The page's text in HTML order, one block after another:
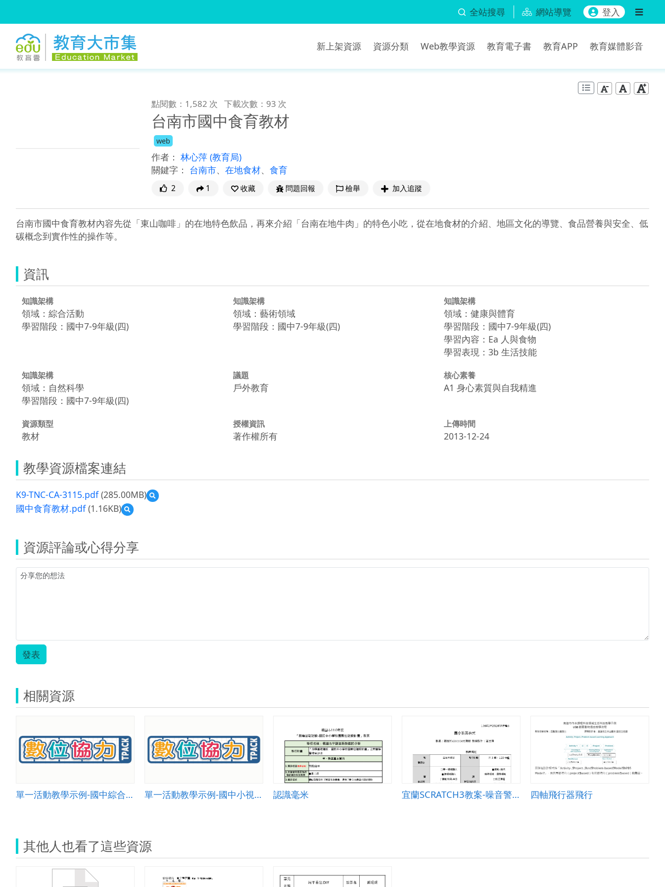
全站搜尋 網站導覽 登入
新上架資源 資源分類 Web教學資源 教育電子書 教育APP 教育媒體影音
點閱數：1,582 次 下載次數：93 次
台南市國中食育教材
web
作者： 林心萍 (教育局)
關鍵字： 台南市、 在地食材、 食育
2 1 收藏 問題回報 檢舉 加入追蹤
台南市國中食育教材內容先從「東山咖啡」的在地特色飲品，再來介紹「台南在地牛肉」的特色小吃，從在地食材的介紹、地區文化的導覽、食品營養與安全、低
碳概念到實作性的操作等。
資訊
知識架構
領域：綜合活動
學習階段：國中7-9年級(四)
知識架構
領域：藝術領域
學習階段：國中7-9年級(四)
知識架構
領域：健康與體育
學習階段：國中7-9年級(四)
學習內容：Ea 人與食物
學習表現：3b 生活技能
知識架構
領域：自然科學
學習階段：國中7-9年級(四)
議題
戶外教育
核心素養
A1 身心素質與自我精進
資源類型
教材
授權資訊
著作權所有
上傳時間
2013-12-24
教學資源檔案連結
K9-TNC-CA-3115.pdf(285.00MB)
預
覽
國中食育教材.pdf(1.16KB)
預
覽
食
育
教
資源評論或心得分享
發表
相關資源
單一活動教學示例-國中綜合005 單一活動教學示例-國中小視覺 002 認識毫米 宜蘭SCRATCH3教案-噪音警示器-結合HALOCODE外部感應器 四軸飛行器飛行
其他人也看了這些資源